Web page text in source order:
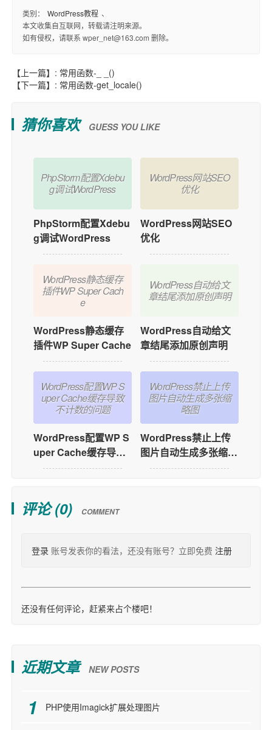
类别： WordPress教程 、
本文收集自互联网，转载请注明来源。
如有侵权，请联系 wper_net@163.com 删除。
【上一篇】: 常用函数-_ _()
【下一篇】: 常用函数-get_locale()
猜你喜欢 GUESS YOU LIKE
PhpStorm配置Xdebu
g调试WordPress
PhpStorm配置Xdebu
g调试WordPress
WordPress静态缓存
插件WP Super Cach
e
WordPress静态缓存
插件WP Super Cache
WordPress配置WP S
uper Cache缓存导致
不计数的问题
WordPress配置WP S
uper Cache缓存导致
不计数的问题
WordPress网站SEO
优化
WordPress网站SEO
优化
WordPress自动给文
章结尾添加原创声明
WordPress自动给文
章结尾添加原创声明
WordPress禁止上传
图片自动生成多张缩
略图
WordPress禁止上传
图片自动生成多张缩略
评论 (0) COMMENT
登录 账号发表你的看法，还没有账号？立即免费 注册
还没有任何评论，赶紧来占个楼吧！
近期文章 NEW POSTS
PHP使用Imagick扩展处理图片